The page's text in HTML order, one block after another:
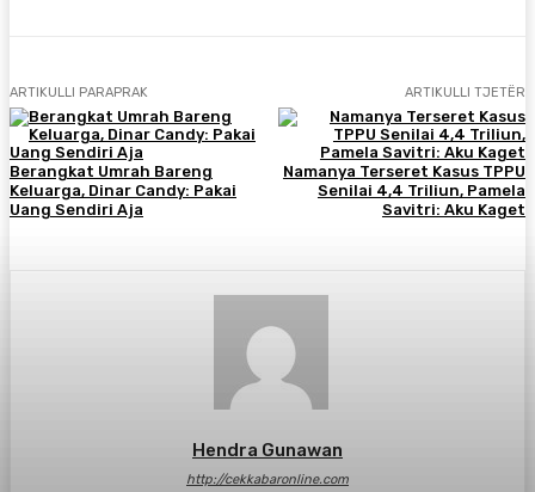
ARTIKULLI PARAPRAK
Berangkat Umrah Bareng
Keluarga, Dinar Candy: Pakai
Uang Sendiri Aja
ARTIKULLI TJETËR
Namanya Terseret Kasus TPPU
Senilai 4,4 Triliun, Pamela
Savitri: Aku Kaget
Hendra Gunawan
http://cekkabaronline.com